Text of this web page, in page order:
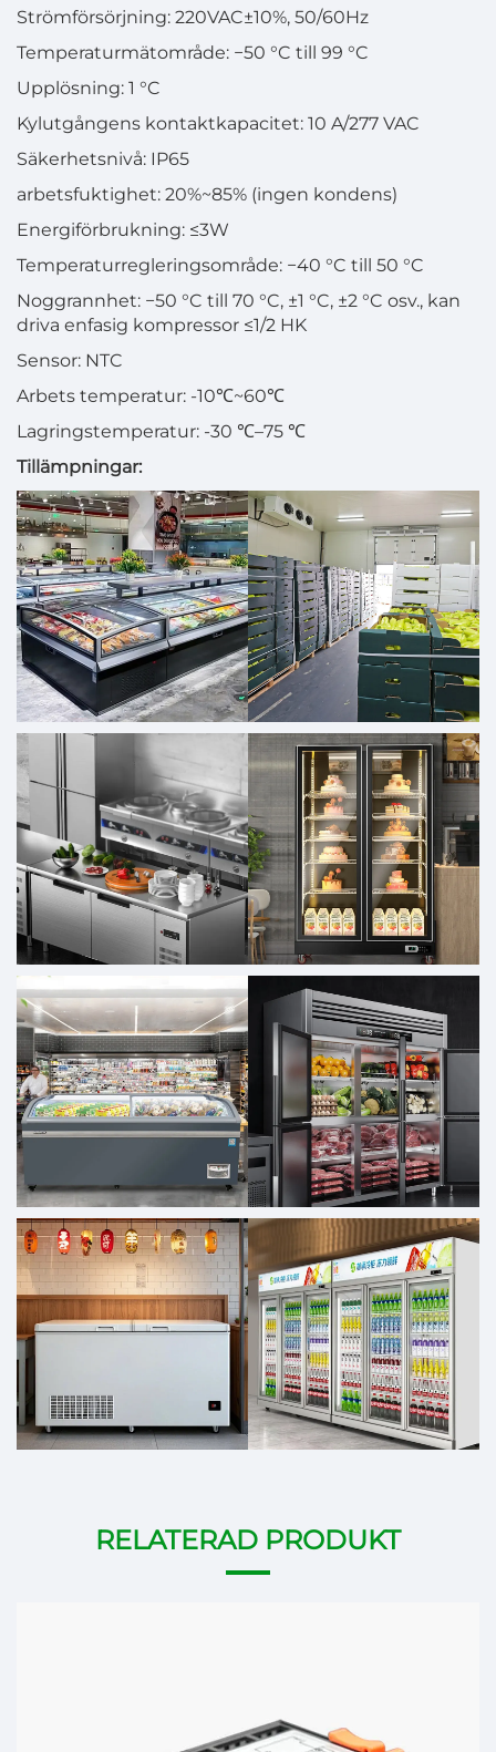
Strömförsörjning: 220VAC±10%, 50/60Hz
Temperaturmätområde: −50 °C till 99 °C
Upplösning: 1 °C
Kylutgångens kontaktkapacitet: 10 A/277 VAC
Säkerhetsnivå: IP65
arbetsfuktighet: 20%~85% (ingen kondens)
Energiförbrukning: ≤3W
Temperaturregleringsområde: −40 °C till 50 °C
Noggrannhet: −50 °C till 70 °C, ±1 °C, ±2 °C osv., kan
driva enfasig kompressor ≤1/2 HK
Sensor: NTC
Arbets temperatur: -10℃~60℃
Lagringstemperatur: -30 ℃–75 ℃
Tillämpningar:
RELATERAD PRODUKT